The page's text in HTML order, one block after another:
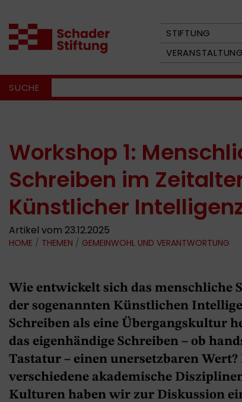
STIFTUNG
SUCHE
Workshop 1:
Schreiben im
Künstlicher
Artikel vom 23.12.2025
HOME / THEMEN / GEMEINWOHL UND VERANTWORTUNG
Wie entwickelt sich das menschliche
der sogenannten Künstlichen
Schreiben als eine Übergangskultur
das eigenhändige Schreiben – ob
Tastatur – einen unersetzbaren
verschiedene akademische
Kulturen haben wir zur Diskussion